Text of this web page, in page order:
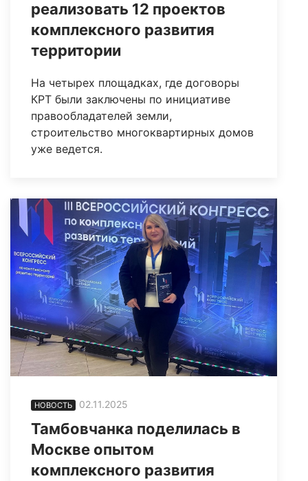
реализовать 12 проектов
комплексного развития
территории
На четырех площадках, где договоры
КРТ были заключены по инициативе
правообладателей земли,
строительство многоквартирных домов
уже ведется.
НОВОСТЬ 02.11.2025
Тамбовчанка поделилась в
Москве опытом
комплексного развития